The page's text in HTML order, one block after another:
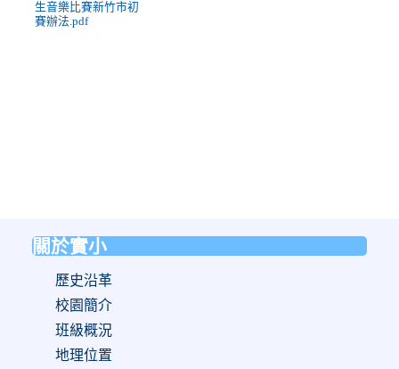
生音樂比賽新竹市初
賽辦法.pdf
關於實小
歷史沿革
校園簡介
班級概況
地理位置